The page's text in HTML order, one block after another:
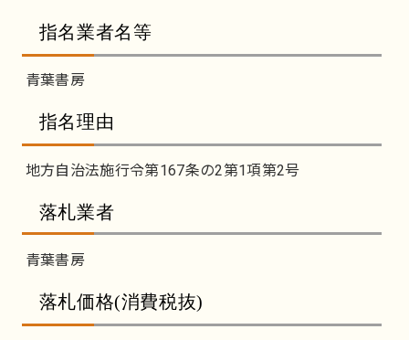
指名業者名等
青葉書房
指名理由
地方自治法施行令第167条の2第1項第2号
落札業者
青葉書房
落札価格(消費税抜)